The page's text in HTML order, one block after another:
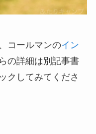
コールマンのイン
の詳細は別記事書
クしてみてくださ